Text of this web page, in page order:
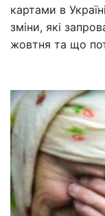
картами в
зміни, які
жовтня та що